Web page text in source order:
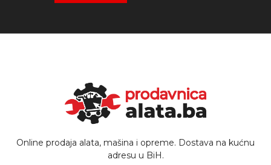
Online prodaja alata, mašina i opreme. Dostava na kućnu
adresu u BiH.